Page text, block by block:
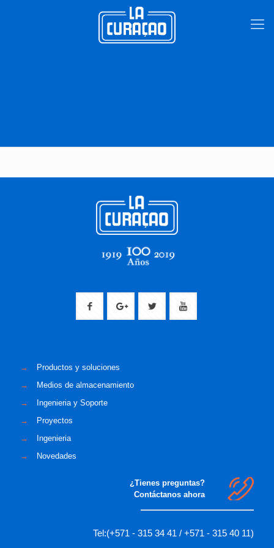
→
Productos y soluciones
→
Medios de almacenamiento
→
Ingenieria y Soporte
→
Proyectos
→
Ingenieria
→
Novedades
¿Tienes preguntas?
Contáctanos ahora
Tel:(+571 - 315 34 41 / +571 - 315 40 11)